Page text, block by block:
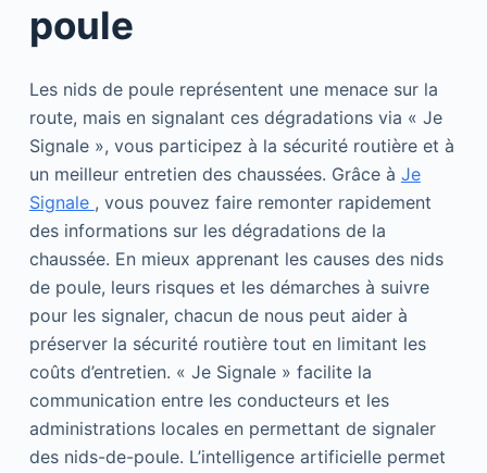
poule
Les nids de poule représentent une menace sur la
route, mais en signalant ces dégradations via « Je
Signale », vous participez à la sécurité routière et à
un meilleur entretien des chaussées. Grâce à Je
Signale , vous pouvez faire remonter rapidement
des informations sur les dégradations de la
chaussée. En mieux apprenant les causes des nids
de poule, leurs risques et les démarches à suivre
pour les signaler, chacun de nous peut aider à
préserver la sécurité routière tout en limitant les
coûts d’entretien. « Je Signale » facilite la
communication entre les conducteurs et les
administrations locales en permettant de signaler
des nids-de-poule. L’intelligence artificielle permet